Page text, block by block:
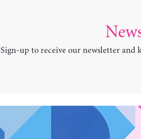
Sign-up to receive our newsletter and